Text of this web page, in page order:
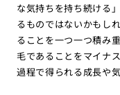
な気持ちを持ち続ける
るものではないかもし
ることを一つ一つ積み
毛であることをマイナ
過程で得られる成長や